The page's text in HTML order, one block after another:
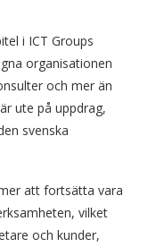
i ICT Groups
organisationen
och mer än
ute på uppdrag,
svenska
att fortsätta vara
vilket
och kunder,